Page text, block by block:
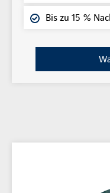
Bis zu 15 %